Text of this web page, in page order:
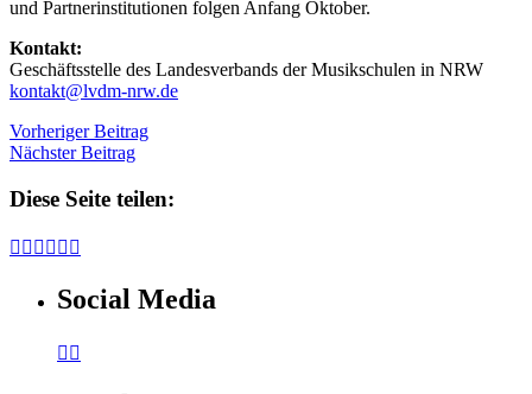
und Partnerinstitutionen folgen Anfang Oktober.
Kontakt:
Geschäftsstelle des Landesverbands der Musikschulen in NRW
kontakt@lvdm-nrw.de
Vorheriger Beitrag
Nächster Beitrag
Diese Seite teilen:
     
Social Media
 